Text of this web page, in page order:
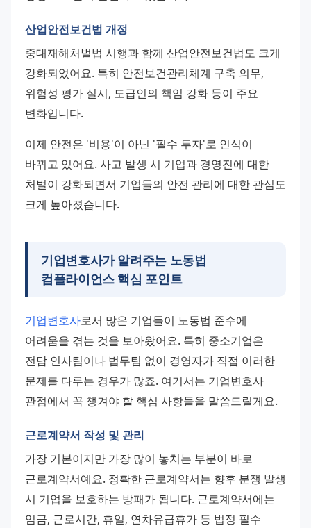
산업안전보건법 개정
중대재해처벌법 시행과 함께 산업안전보건법도 크게
강화되었어요. 특히 안전보건관리체계 구축 의무,
위험성 평가 실시, 도급인의 책임 강화 등이 주요
변화입니다.
이제 안전은 '비용'이 아닌 '필수 투자'로 인식이
바뀌고 있어요. 사고 발생 시 기업과 경영진에 대한
처벌이 강화되면서 기업들의 안전 관리에 대한 관심도
크게 높아졌습니다.
기업변호사가 알려주는 노동법
컴플라이언스 핵심 포인트
기업변호사로서 많은 기업들이 노동법 준수에
어려움을 겪는 것을 보아왔어요. 특히 중소기업은
전담 인사팀이나 법무팀 없이 경영자가 직접 이러한
문제를 다루는 경우가 많죠. 여기서는 기업변호사
관점에서 꼭 챙겨야 할 핵심 사항들을 말씀드릴게요.
근로계약서 작성 및 관리
가장 기본이지만 가장 많이 놓치는 부분이 바로
근로계약서예요. 정확한 근로계약서는 향후 분쟁 발생
시 기업을 보호하는 방패가 됩니다. 근로계약서에는
임금, 근로시간, 휴일, 연차유급휴가 등 법정 필수